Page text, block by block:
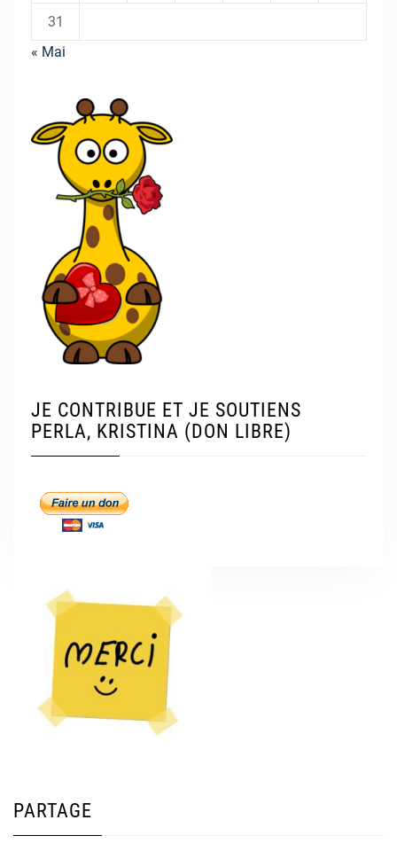
31
« Mai
JE CONTRIBUE ET JE SOUTIENS
PERLA, KRISTINA (DON LIBRE)
PARTAGE